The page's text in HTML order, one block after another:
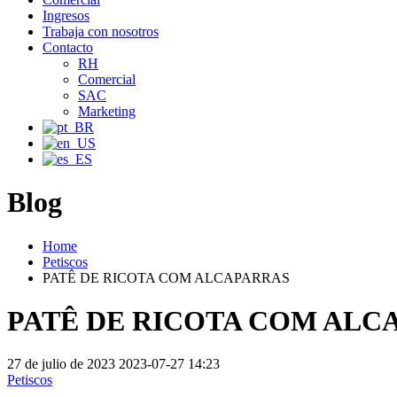
Ingresos
Trabaja con nosotros
Contacto
RH
Comercial
SAC
Marketing
Blog
Home
Petiscos
PATÊ DE RICOTA COM ALCAPARRAS
PATÊ DE RICOTA COM
27 de julio de 2023 2023-07-27 14:23
Petiscos